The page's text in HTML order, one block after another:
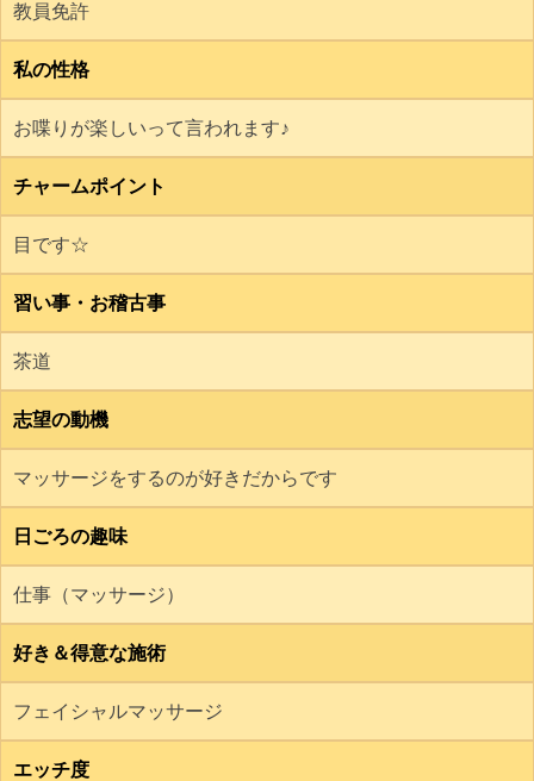
教員免許
私の性格
お喋りが楽しいって言われます♪
チャームポイント
目です☆
習い事・お稽古事
茶道
志望の動機
マッサージをするのが好きだからです
日ごろの趣味
仕事（マッサージ）
好き＆得意な施術
フェイシャルマッサージ
エッチ度